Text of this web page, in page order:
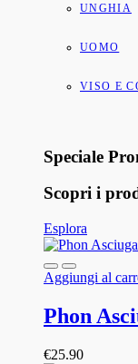
UNGHIA
UOMO
VISO E
Speciale
Scopri i
Esplora
Aggiungi al
Phon
€25.90